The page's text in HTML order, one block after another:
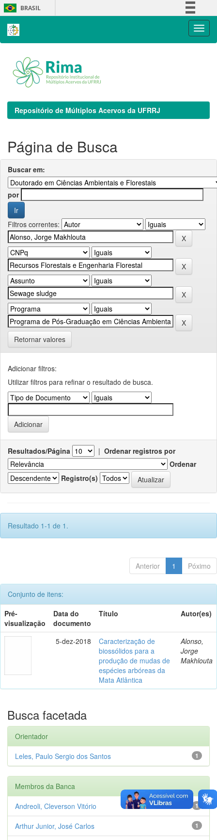
Skip
navigation
BRASIL
Repositório de Múltiplos Acervos da UFRRJ
Página de Busca
Buscar em:
por
Filtros correntes:
Retornar valores
Adicionar filtros:
Utilizar filtros para refinar o resultado de busca.
Resultados/Página | Ordenar registros por
Ordenar
Registro(s)
Resultado 1-1 de 1.
Anterior 1 Póximo
Conjunto de itens:
Pré-
visualização
Data do
documento
Título Autor(es)
5-dez-2018
Caracterização de
biossólidos para a
produção de mudas de
espécies arbóreas da
Mata Atlântica
Alonso,
Jorge
Makhlouta
Busca facetada
Orientador
1
Leles, Paulo Sergio dos Santos
Membros da Banca
1
Andreoli, Cleverson Vitório
1
Arthur Junior, José Carlos